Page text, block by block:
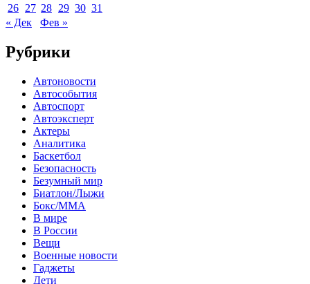
26 27 28 29 30 31
« Дек
Фев »
Рубрики
Автоновости
Автособытия
Автоспорт
Автоэксперт
Актеры
Аналитика
Баскетбол
Безопасность
Безумный мир
Биатлон/Лыжи
Бокс/MMA
В мире
В России
Вещи
Военные новости
Гаджеты
Дети